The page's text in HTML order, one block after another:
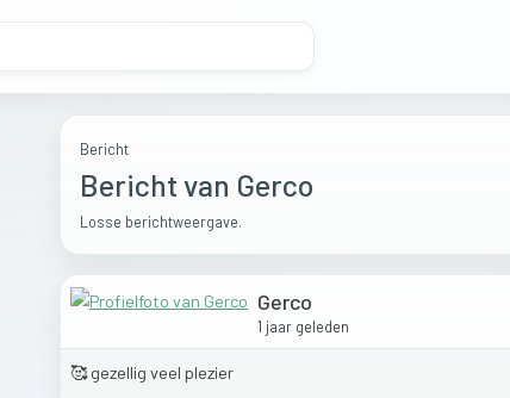
Bericht
Bericht van Gerco
Losse berichtweergave.
Gerco
1 jaar geleden
🥰gezellig veel plezier